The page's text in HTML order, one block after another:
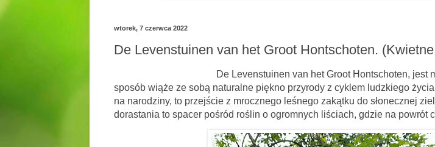
wtorek, 7 czerwca 2022
De Levenstuinen van het Groot Hontschoten.
De Levenstuinen van het Groot Hontschoten, jest
sposób wiąże ze sobą naturalne piękno przyrody z cyklem ludzkiego
na narodziny, to przejście z mrocznego leśnego zakątku do słonecznej
dorastania to spacer pośród roślin o ogromnych liściach, gdzie na powrót